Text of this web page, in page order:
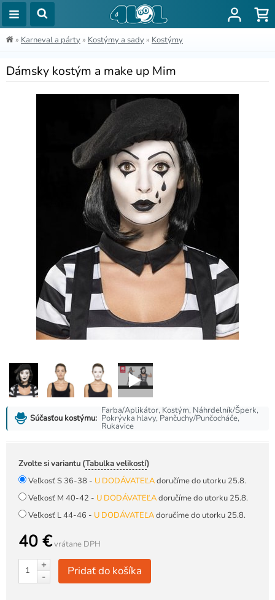
» Karneval a párty » Kostýmy a sady » Kostýmy
Dámsky kostým a make up Mim
Súčasťou kostýmu:
Farba/Aplikátor, Kostým, Náhrdelník/Šperk,
Pokrývka hlavy, Pančuchy/Punčocháče,
Rukavice
Zvolte si variantu (Tabulka velikostí)
Veľkosť S 36-38 - U DODÁVATEĽAdoručíme do utorku 25.8.
Veľkosť M 40-42 - U DODÁVATEĽAdoručíme do utorku 25.8.
Veľkosť L 44-46 - U DODÁVATEĽAdoručíme do utorku 25.8.
40 €vrátane DPH
+
-
Pridať do košíka